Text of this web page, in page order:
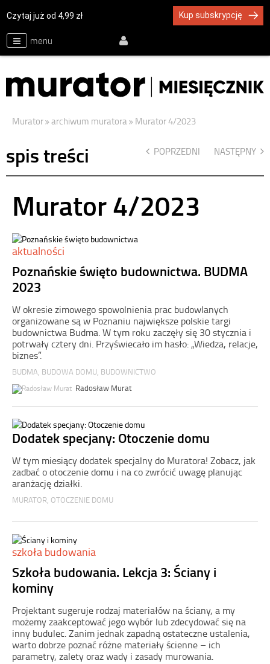
menu
Czytaj już od 4,99 zł Kup subskrypcję
Murator archiwum muratora Murator 4/2023
spis treści POPRZEDNI NASTĘPNY
Murator 4/2023
aktualności
Poznańskie święto budownictwa. BUDMA
2023
W okresie zimowego spowolnienia prac budowlanych
organizowane są w Poznaniu największe polskie targi
budownictwa Budma. W tym roku zaczęły się 30 stycznia i
potrwały cztery dni. Przyświecało im hasło: „Wiedza, relacje,
biznes”.
BUDMA, BUDOWA DOMU, BUDOWNICTWO
Radosław Murat
Dodatek specjany: Otoczenie domu
W tym miesiący dodatek specjalny do Muratora! Zobacz, jak
zadbać o otoczenie domu i na co zwrócić uwagę planując
aranżację działki.
MURATOR, OTOCZENIE DOMU
szkoła budowania
Szkoła budowania. Lekcja 3: Ściany i
kominy
Projektant sugeruje rodzaj materiałów na ściany, a my
możemy zaakceptować jego wybór lub zdecydować się na
inny budulec. Zanim jednak zapadną ostateczne ustalenia,
warto dobrze poznać różne materiały ścienne – ich
parametry, zalety oraz wady i zasady murowania.